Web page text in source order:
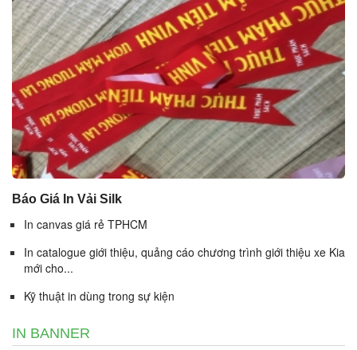
Báo Giá In Vải Silk
In canvas giá rẻ TPHCM
In catalogue giới thiệu, quảng cáo chương trình giới thiệu xe Kia
mới cho...
Kỹ thuật in dùng trong sự kiện
IN BANNER